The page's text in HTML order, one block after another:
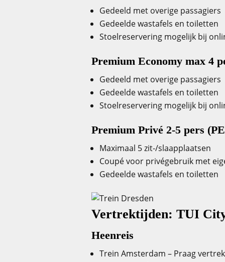
Gedeeld met overige passagiers
Gedeelde wastafels en toiletten
Stoelreservering mogelijk bij
Premium Economy max 4
Gedeeld met overige passagiers
Gedeelde wastafels en toiletten
Stoelreservering mogelijk bij
Premium Privé 2-5 pers
Maximaal 5 zit-/slaapplaatsen
Coupé voor privégebruik met
Gedeelde wastafels en toiletten
Vertrektijden: TUI
Heenreis
Trein Amsterdam – Praag